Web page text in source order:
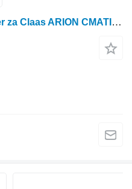
Maximus RCC446A interkuler za Claas ARION CMATIC 550-510 550-530 650-620 660-510 660-610 , HEXASHIFT 550-510 550-520 650-610 650-620 traktora točkaša